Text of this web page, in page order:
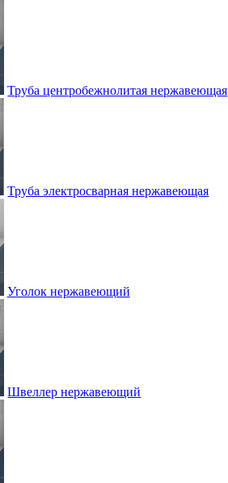
Труба центробежнолитая нержавеющая
Труба электросварная нержавеющая
Уголок нержавеющий
Швеллер нержавеющий